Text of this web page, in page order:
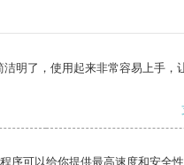
洁明了，使用起来非常容易上手，
序可以给你提供最高速度和安全